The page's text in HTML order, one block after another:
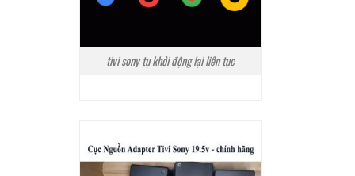
tivi sony tụ khởi động lại liên tục